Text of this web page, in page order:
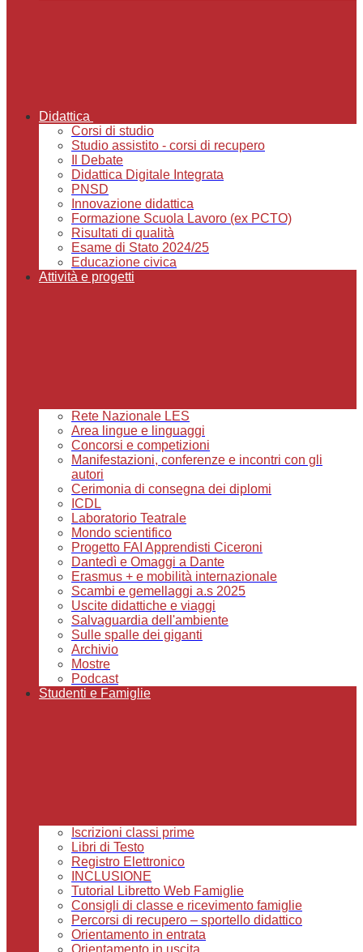
Didattica
Corsi di studio
Studio assistito - corsi di recupero
Il Debate
Didattica Digitale Integrata
PNSD
Innovazione didattica
Formazione Scuola Lavoro (ex PCTO)
Risultati di qualità
Esame di Stato 2024/25
Educazione civica
Attività e progetti
Rete Nazionale LES
Area lingue e linguaggi
Concorsi e competizioni
Manifestazioni, conferenze e incontri con gli
autori
Cerimonia di consegna dei diplomi
ICDL
Laboratorio Teatrale
Mondo scientifico
Progetto FAI Apprendisti Ciceroni
Dantedì e Omaggi a Dante
Erasmus + e mobilità internazionale
Scambi e gemellaggi a.s 2025
Uscite didattiche e viaggi
Salvaguardia dell'ambiente
Sulle spalle dei giganti
Archivio
Mostre
Podcast
Studenti e Famiglie
Iscrizioni classi prime
Libri di Testo
Registro Elettronico
INCLUSIONE
Tutorial Libretto Web Famiglie
Consigli di classe e ricevimento famiglie
Percorsi di recupero – sportello didattico
Orientamento in entrata